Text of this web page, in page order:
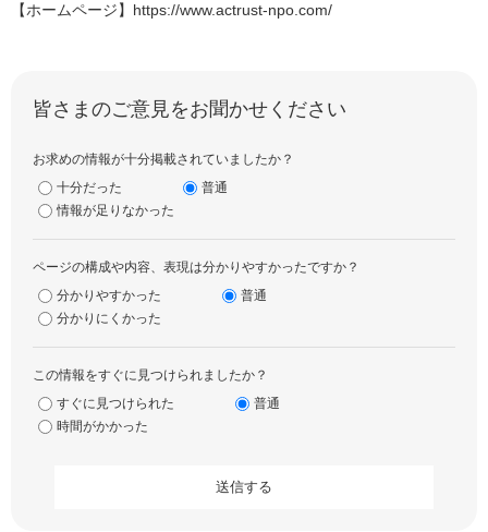
【ホームページ】https://www.actrust-npo.com/
皆さまのご意見をお聞かせください
お求めの情報が十分掲載されていましたか？
十分だった
普通
情報が足りなかった
ページの構成や内容、表現は分かりやすかったですか？
分かりやすかった
普通
分かりにくかった
この情報をすぐに見つけられましたか？
すぐに見つけられた
普通
時間がかかった